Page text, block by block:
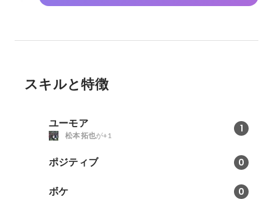
スキルと特徴
ユーモア 1
松本 拓也が+1
ポジティブ 0
ボケ 0